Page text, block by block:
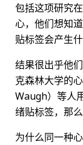
包括这项研究
心，他们想知
贴标签会产生
结果很出乎他
克森林大学的
Waugh）等人
绪贴标签，那
为什么同一种